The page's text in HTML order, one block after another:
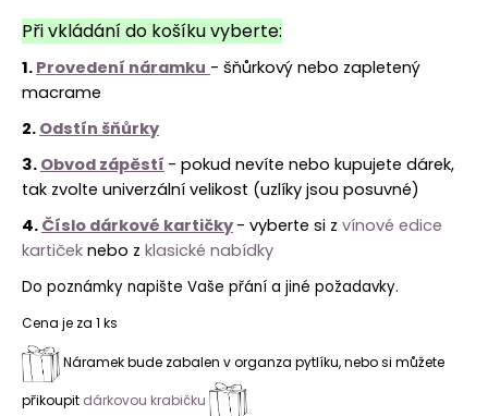
Při vkládání do košíku vyberte:
1. Provedení náramku - šňůrkový nebo zapletený
macrame
2. Odstín šňůrky
3. Obvod zápěstí - pokud nevíte nebo kupujete dárek,
tak zvolte univerzální velikost (uzlíky jsou posuvné)
4. Číslo dárkové kartičky - vyberte si z vínové edice
kartiček nebo z klasické nabídky
Do poznámky napište Vaše přání a jiné požadavky.
Cena je za 1 ks
Náramek bude zabalen v organza pytlíku, nebo si můžete
přikoupit dárkovou krabičku